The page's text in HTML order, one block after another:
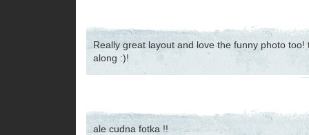
Really great layout and love the funny photo too!
along :)!
ale cudna fotka !!